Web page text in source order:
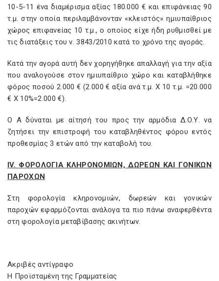
10-5-11 ένα διαμέρισμα αξίας 180.000 € και επιφάνειας 90
τ.μ. στην οποία περιλαμβάνονταν «κλειστός» ημιυπαίθριος
χώρος επιφανείας 10 τ.μ., ο οποίος είχε ήδη ρυθμισθεί με
τις διατάξεις του ν. 3843/2010 κατά το χρόνο της αγοράς.
Κατά την αγορά αυτή δεν χορηγήθηκε απαλλαγή για την αξία
που αναλογούσε στον ημιυπαίθριο χώρο και καταβλήθηκε
φόρος ποσού 2.000 € (2.000 € αξία ανά τ.μ. Χ 10 τ.μ. =20.000
€ Χ 10%=2.000 €).
Ο Α δύναται με αίτησή του προς την αρμόδια Δ.Ο.Υ. να
ζητήσει την επιστροφή του καταβληθέντος φόρου εντός
προθεσμίας 3 ετών από την καταβολή του.
IV. ΦΟΡΟΛΟΓΙΑ ΚΛΗΡΟΝΟΜΙΩΝ, ΔΩΡΕΩΝ ΚΑΙ ΓΟΝΙΚΩΝ
ΠΑΡΟΧΩΝ
Στη φορολογία κληρονομιών, δωρεών και γονικών
παροχών εφαρμόζονται ανάλογα τα πιο πάνω αναφερθέντα
στη φορολογία μεταβίβασης ακινήτων.
Ακριβές αντίγραφο
Η Προϊσταμένη της Γραμματείας